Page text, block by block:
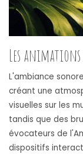
Les
L'ambiance
créant une
visuelles sur les
tandis que des
évocateurs de
dispositifs